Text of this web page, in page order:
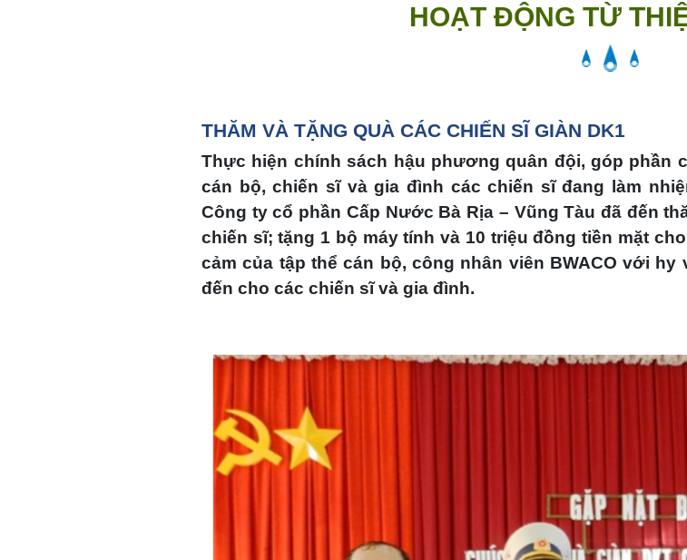
HOẠT ĐỘNG TỪ
THĂM VÀ TẶNG QUÀ CÁC CHIẾN SĨ GIÀN DK1
Thực hiện chính sách hậu phương quân đội, góp phần
cán bộ, chiến sĩ và gia đình các chiến sĩ đang làm
Công ty cổ phần Cấp Nước Bà Rịa – Vũng Tàu đã đến
chiến sĩ; tặng 1 bộ máy tính và 10 triệu đồng tiền mặt
cảm của tập thể cán bộ, công nhân viên BWACO với
đến cho các chiến sĩ và gia đình.